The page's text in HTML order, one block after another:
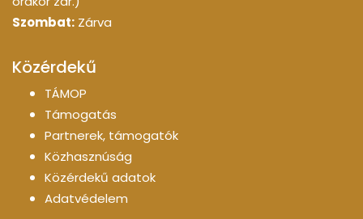
Szombat: Zárva
Közérdekű
TÁMOP
Támogatás
Partnerek, támogatók
Közhasznúság
Közérdekű adatok
Adatvédelem